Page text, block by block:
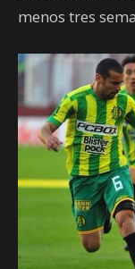
menos tres